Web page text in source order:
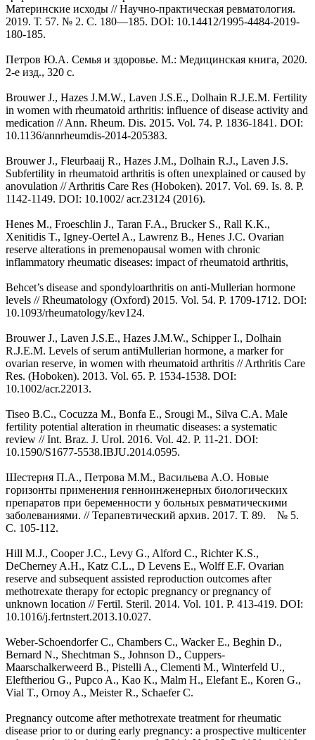
Материнские исходы // Научно-практическая ревматология.
2019. Т. 57. № 2. С. 180—185. DOI: 10.14412/1995-4484-2019-
180-185.
Петров Ю.А. Семья и здоровье. М.: Медицинская книга, 2020.
2-е изд., 320 с.
Brouwer J., Hazes J.M.W., Laven J.S.E., Dolhain R.J.E.M. Fertility
in women with rheumatoid arthritis: influence of disease activity and
medication // Ann. Rheum. Dis. 2015. Vol. 74. P. 1836-1841. DOI:
10.1136/annrheumdis-2014-205383.
Brouwer J., Fleurbaaij R., Hazes J.M., Dolhain R.J., Laven J.S.
Subfertility in rheumatoid arthritis is often unexplained or caused by
anovulation // Arthritis Care Res (Hoboken). 2017. Vol. 69. Is. 8. P.
1142-1149. DOI: 10.1002/ acr.23124 (2016).
Henes M., Froeschlin J., Taran F.A., Brucker S., Rall K.K.,
Xenitidis T., Igney-Oertel A., Lawrenz B., Henes J.C. Ovarian
reserve alterations in premenopausal women with chronic
inflammatory rheumatic diseases: impact of rheumatoid arthritis,
Behcet’s disease and spondyloarthritis on anti-Mullerian hormone
levels // Rheumatology (Oxford) 2015. Vol. 54. P. 1709-1712. DOI:
10.1093/rheumatology/kev124.
Brouwer J., Laven J.S.E., Hazes J.M.W., Schipper I., Dolhain
R.J.E.M. Levels of serum antiMullerian hormone, a marker for
ovarian reserve, in women with rheumatoid arthritis // Arthritis Care
Res. (Hoboken). 2013. Vol. 65. P. 1534-1538. DOI:
10.1002/acr.22013.
Tiseo B.C., Cocuzza M., Bonfa E., Srougi M., Silva C.A. Male
fertility potential alteration in rheumatic diseases: a systematic
review // Int. Braz. J. Urol. 2016. Vol. 42. P. 11-21. DOI:
10.1590/S1677-5538.IBJU.2014.0595.
Шестерня П.А., Петрова М.М., Васильева А.О. Новые
горизонты применения генноинженерных биологических
препаратов при беременности у больных ревматическими
заболеваниями. // Терапевтический архив. 2017. Т. 89. № 5.
С. 105-112.
Hill M.J., Cooper J.C., Levy G., Alford C., Richter K.S.,
DeCherney A.H., Katz C.L., D Levens E., Wolff E.F. Ovarian
reserve and subsequent assisted reproduction outcomes after
methotrexate therapy for ectopic pregnancy or pregnancy of
unknown location // Fertil. Steril. 2014. Vol. 101. P. 413-419. DOI:
10.1016/j.fertnstert.2013.10.027.
Weber-Schoendorfer C., Chambers C., Wacker E., Beghin D.,
Bernard N., Shechtman S., Johnson D., Cuppers-
Maarschalkerweerd B., Pistelli A., Clementi M., Winterfeld U.,
Eleftheriou G., Pupco A., Kao K., Malm H., Elefant E., Koren G.,
Vial T., Ornoy A., Meister R., Schaefer C.
Pregnancy outcome after methotrexate treatment for rheumatic
disease prior to or during early pregnancy: a prospective multicenter